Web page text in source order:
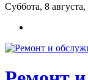
Суббота, 8